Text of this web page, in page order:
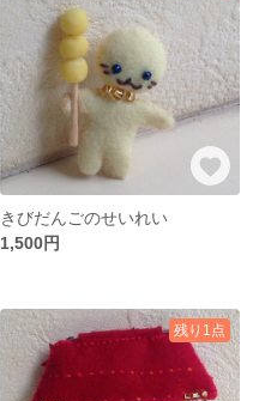
きびだんごのせいれい
1,500円
残り1点